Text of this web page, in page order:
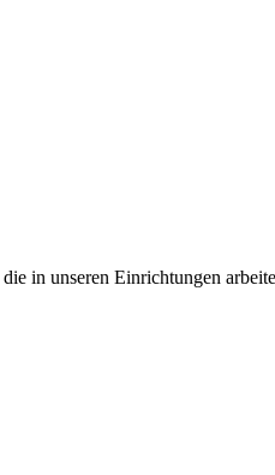
in unseren Einrichtungen